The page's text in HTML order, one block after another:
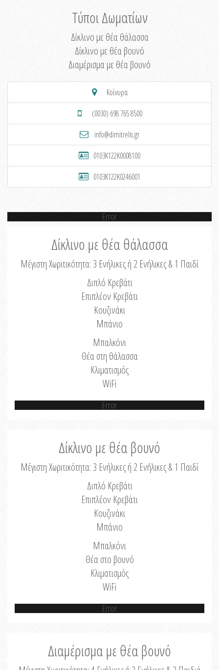
Τύποι Δωματίων
Δίκλινο με θέα θάλασσα
Δίκλινο με θέα βουνό
Διαμέρισμα με θέα βουνό
Κοίνυρα
(0030) 698 765 8500
info@dimitrelis.gr
0103K122K0008100
0103K122K0246001
Error
Δίκλινο με θέα θάλασσα
Μέγιστη Χωριτικότητα: 3 Ενήλικες ή 2 Ενήλικες & 1 Παιδί
Διπλό Κρεβάτι
Επιπλέον Κρεβάτι
Κουζινάκι
Μπάνιο
Μπαλκόνι
Θέα στη θάλασσα
Κλιματισμός
WiFi
Error
Δίκλινο με θέα βουνό
Μέγιστη Χωριτικότητα: 3 Ενήλικες ή 2 Ενήλικες & 1 Παιδί
Διπλό Κρεβάτι
Επιπλέον Κρεβάτι
Κουζινάκι
Μπάνιο
Μπαλκόνι
Θέα στο βουνό
Κλιματισμός
WiFi
Error
Διαμέρισμα με θέα βουνό